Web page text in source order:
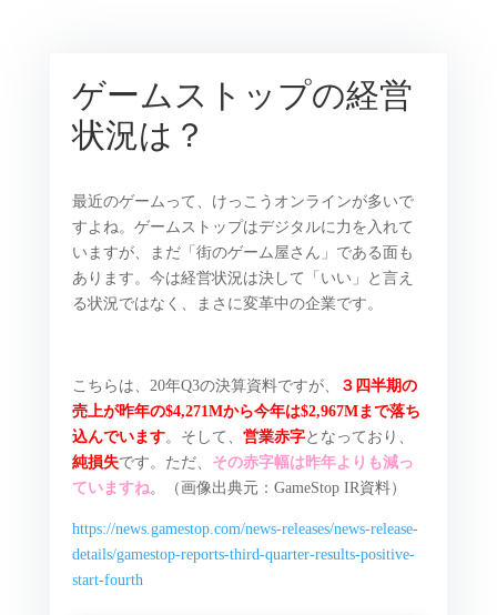
ゲームストップの経営
状況は？
最近のゲームって、けっこうオンラインが多いで
すよね。ゲームストップはデジタルに力を入れて
いますが、まだ「街のゲーム屋さん」である面も
あります。今は経営状況は決して「いい」と言え
る状況ではなく、まさに変革中の企業です。
こちらは、20年Q3の決算資料ですが、
３四半期の
売上が昨年の$4,271Mから今年は$2,967Mまで落ち
込んでいます。そして、 営業赤字となっており、
純損失です。ただ、 その赤字幅は昨年よりも減っ
ていますね。（画像出典元：GameStop IR資料）
https://news.gamestop.com/news-releases/news-release-
details/gamestop-reports-third-quarter-results-positive-
start-fourth